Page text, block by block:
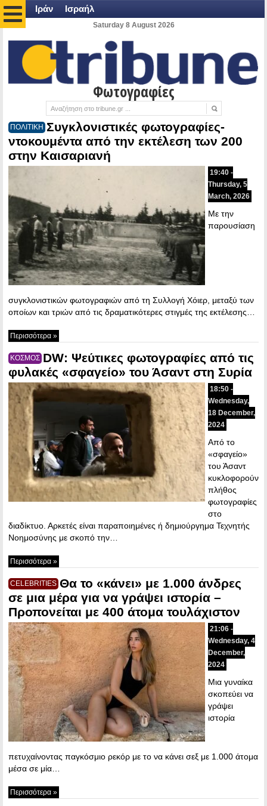
Ιράν Ισραήλ
Saturday 8 August 2026
Φωτογραφίες
ΠΟΛΙΤΙΚΗ Συγκλονιστικές φωτογραφίες-
ντοκουμέντα από την εκτέλεση των 200
στην Καισαριανή
19:40 -
Thursday, 5
March, 2026
Με την
παρουσίαση
συγκλονιστικών φωτογραφιών από τη Συλλογή Χόιερ, μεταξύ των
οποίων και τριών από τις δραματικότερες στιγμές της εκτέλεσης…
Περισσότερα »
ΚΟΣΜΟΣ DW: Ψεύτικες φωτογραφίες από τις
φυλακές «σφαγείο» του Άσαντ στη Συρία
18:50 -
Wednesday,
18 December,
2024
Από το
«σφαγείο»
του Άσαντ
κυκλοφορούν
πλήθος
φωτογραφίες
στο
διαδίκτυο. Αρκετές είναι παραποιημένες ή δημιούργημα Τεχνητής
Νοημοσύνης με σκοπό την…
Περισσότερα »
CELEBRITIES Θα το «κάνει» με 1.000 άνδρες
σε μια μέρα για να γράψει ιστορία –
Προπονείται με 400 άτομα τουλάχιστον
21:06 -
Wednesday, 4
December,
2024
Μια γυναίκα
σκοπεύει να
γράψει
ιστορία
πετυχαίνοντας παγκόσμιο ρεκόρ με το να κάνει σεξ με 1.000 άτομα
μέσα σε μία…
Περισσότερα »